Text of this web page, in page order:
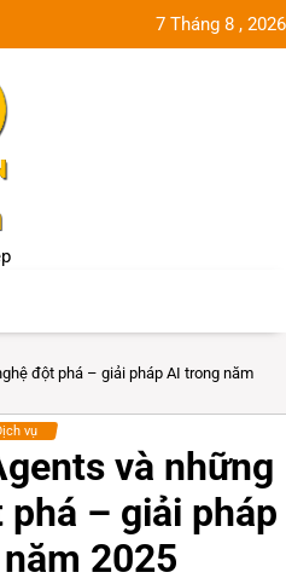
7 Tháng 8 , 2026
đột phá – giải pháp AI trong năm
vụ
và những
– giải pháp
2025